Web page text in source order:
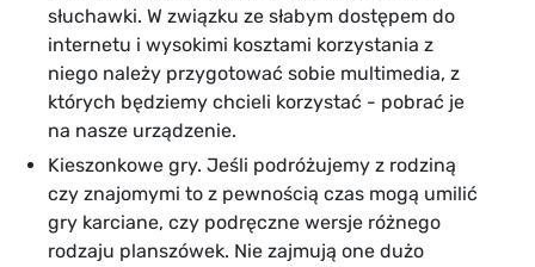
słuchawki. W związku ze słabym dostępem do
internetu i wysokimi kosztami korzystania z
niego należy przygotować sobie multimedia, z
których będziemy chcieli korzystać - pobrać je
na nasze urządzenie.
Kieszonkowe gry. Jeśli podróżujemy z rodziną
czy znajomymi to z pewnością czas mogą umilić
gry karciane, czy podręczne wersje różnego
rodzaju planszówek. Nie zajmują one dużo